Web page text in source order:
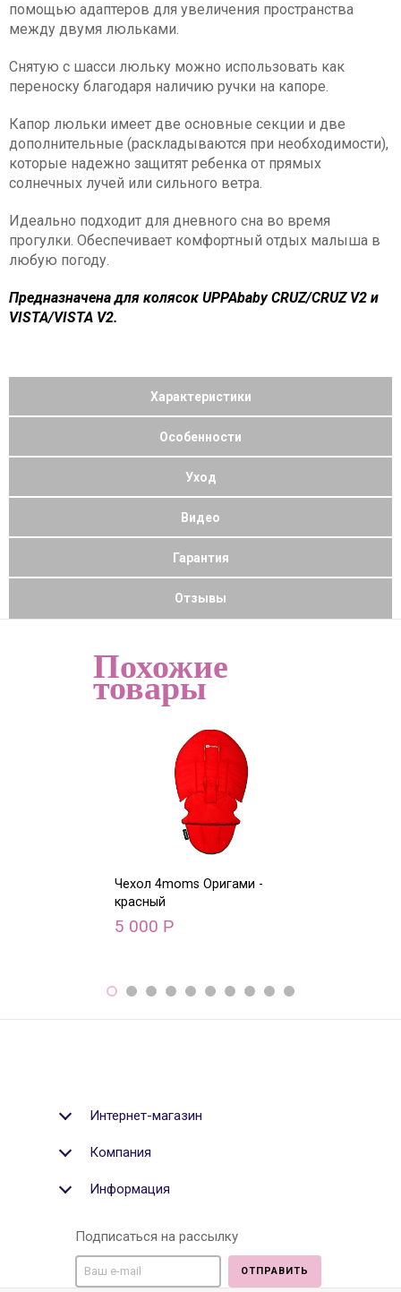
помощью адаптеров для увеличения пространства
между двумя люльками.
Снятую с шасси люльку можно использовать как
переноску благодаря наличию ручки на капоре.
Капор люльки имеет две основные секции и две
дополнительные (раскладываются при необходимости),
которые надежно защитят ребенка от прямых
солнечных лучей или сильного ветра.
Идеально подходит для дневного сна во время
прогулки. Обеспечивает комфортный отдых малыша в
любую погоду.
Предназначена для колясок UPPAbaby CRUZ/CRUZ V2 и
VISTA/VISTA V2.
Характеристики
Особенности
Уход
Видео
Гарантия
Отзывы
Похожие
товары
Чехол 4moms Оригами -
красный
5 000 Р
Интернет-магазин
Компания
Информация
Подписаться на рассылку
ОТПРАВИТЬ